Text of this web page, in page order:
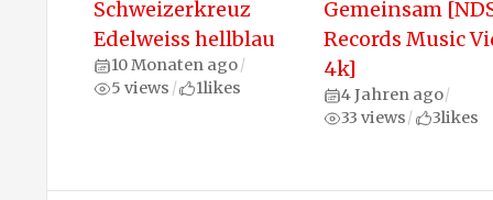
Schweizerkreuz
Edelweiss hellblau
10 Monaten ago/
5 views / 1likes
Gemeinsam
Records Music
4k]
4 Jahren ago/
33 views/ 3likes